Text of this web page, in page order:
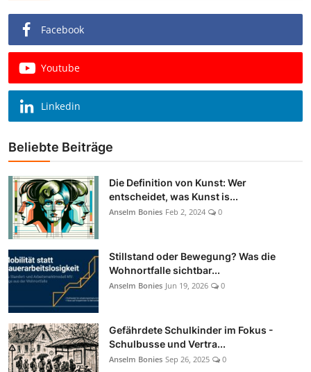
Beiträge
Vorproduktion
Facebook
Youtube
Linkedin
Beliebte Beiträge
Die Definition von Kunst: Wer
entscheidet, was Kunst is...
Anselm Bonies Feb 2, 2024 0
Stillstand oder Bewegung? Was die
Wohnortfalle sichtbar...
Anselm Bonies Jun 19, 2026 0
Gefährdete Schulkinder im Fokus -
Schulbusse und Vertra...
Anselm Bonies Sep 26, 2025 0